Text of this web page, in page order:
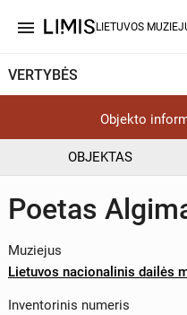
menu LIETUVOS
VERTYBĖS
Objekto
OBJEKTAS
Poetas
Muziejus
Lietuvos nacionalinis dailės
Inventorinis numeris